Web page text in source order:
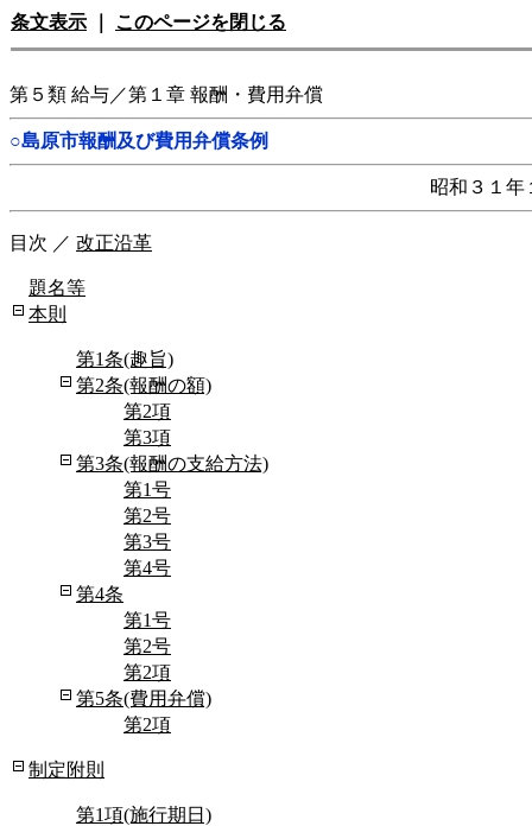
条文表示 このページを閉じる
第５類 給与／第１章 報酬・費用弁償
○島原市報酬及び費用弁償条例
昭和３１年
目次 ／ 改正沿革
題名等
本則
第1条(趣旨)
第2条(報酬の額)
第2項
第3項
第3条(報酬の支給方法)
第1号
第2号
第3号
第4号
第4条
第1号
第2号
第2項
第5条(費用弁償)
第2項
制定附則
第1項(施行期日)